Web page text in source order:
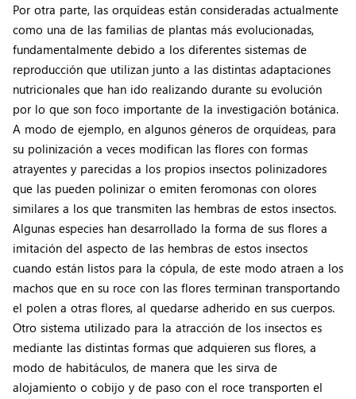
Por otra parte, las orquídeas están consideradas actualmente
como una de las familias de plantas más evolucionadas,
fundamentalmente debido a los diferentes sistemas de
reproducción que utilizan junto a las distintas adaptaciones
nutricionales que han ido realizando durante su evolución
por lo que son foco importante de la investigación botánica.
A modo de ejemplo, en algunos géneros de orquídeas, para
su polinización a veces modifican las flores con formas
atrayentes y parecidas a los propios insectos polinizadores
que las pueden polinizar o emiten feromonas con olores
similares a los que transmiten las hembras de estos insectos.
Algunas especies han desarrollado la forma de sus flores a
imitación del aspecto de las hembras de estos insectos
cuando están listos para la cópula, de este modo atraen a los
machos que en su roce con las flores terminan transportando
el polen a otras flores, al quedarse adherido en sus cuerpos.
Otro sistema utilizado para la atracción de los insectos es
mediante las distintas formas que adquieren sus flores, a
modo de habitáculos, de manera que les sirva de
alojamiento o cobijo y de paso con el roce transporten el